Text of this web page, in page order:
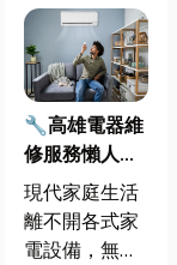
🔧高雄電器維
修服務懶人包
｜冷氣、冰
箱、洗衣機專
業維修
現代家庭生活
離不開各式家
電設備，無論